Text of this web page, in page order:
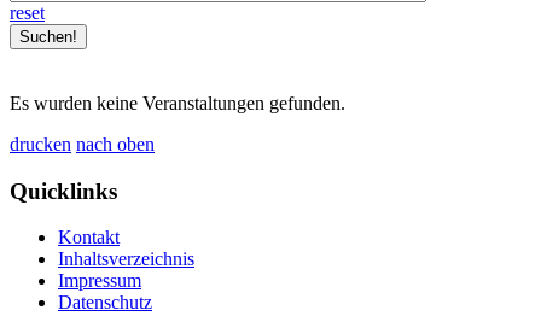
reset
Es wurden keine Veranstaltungen gefunden.
drucken nach oben
Quicklinks
Kontakt
Inhaltsverzeichnis
Impressum
Datenschutz